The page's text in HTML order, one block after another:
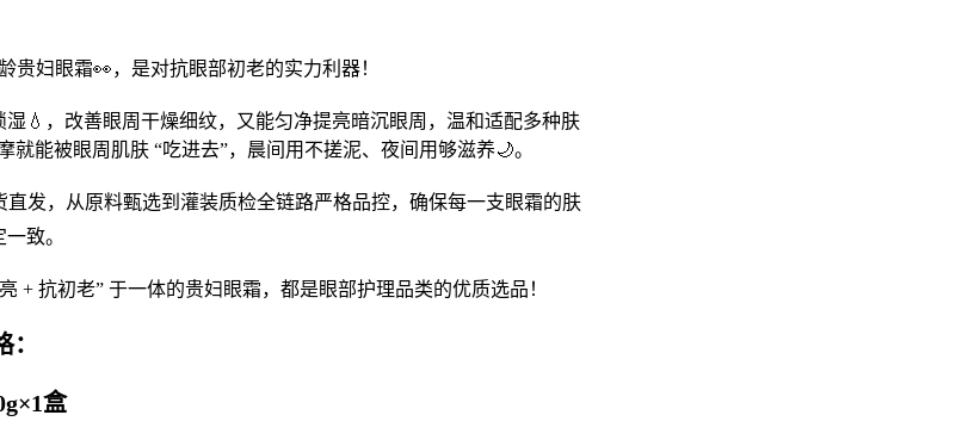
妇眼霜👀，是对抗眼部初老的实力利器！
💧，改善眼周干燥细纹，又能匀净提亮暗沉眼周，温和适配多种肤
能被眼周肌肤 “吃进去”，晨间用不搓泥、夜间用够滋养🌙。
发，从原料甄选到灌装质检全链路严格品控，确保每一支眼霜的肤
致。
+ 抗初老” 于一体的贵妇眼霜，都是眼部护理品类的优质选品！
盒